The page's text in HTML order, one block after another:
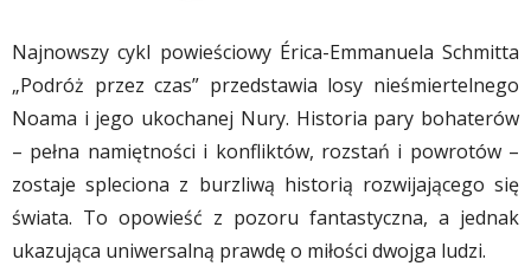
Najnowszy cykl powieściowy Érica-Emmanuela Schmitta
„Podróż przez czas” przedstawia losy nieśmiertelnego
Noama i jego ukochanej Nury. Historia pary bohaterów
– pełna namiętności i konfliktów, rozstań i powrotów –
zostaje spleciona z burzliwą historią rozwijającego się
świata. To opowieść z pozoru fantastyczna, a jednak
ukazująca uniwersalną prawdę o miłości dwojga ludzi.